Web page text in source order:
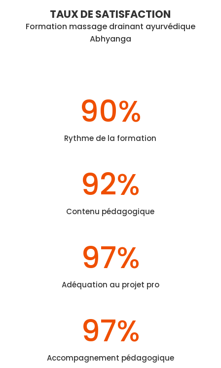
TAUX DE SATISFACTION
Formation massage drainant ayurvédique
Abhyanga
90%
Rythme de la formation
92%
Contenu pédagogique
97%
Adéquation au projet pro
97%
Accompagnement pédagogique